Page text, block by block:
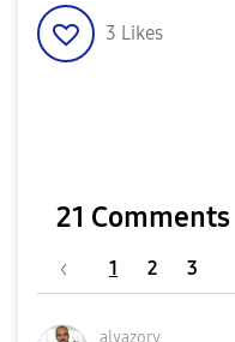
3 Likes
21 Comments
1 2 3
alyazory